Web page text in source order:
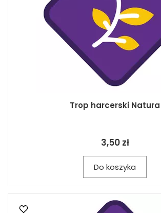
Trop harcerski Natura
3,50 zł
Do koszyka